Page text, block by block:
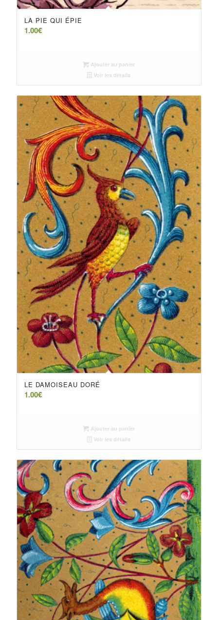
LA PIE QUI ÉPIE
1.00€
Ajouter au panier
Voir les détails
LE DAMOISEAU DORÉ
1.00€
Ajouter au panier
Voir les détails